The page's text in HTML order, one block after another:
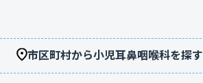
市区町村から小児耳鼻咽喉科を探す